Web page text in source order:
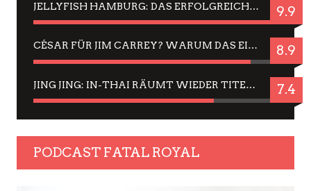
JELLYFISH HAMBURG: DAS ERFOLGREICHE SOMMER-MENÜ 2025 IN GEFÜHLEN UND BILDERN 9.9
CÉSAR FÜR JIM CARREY? WARUM DAS EINER DER NERVIGSTEN ACTORS IST UND BLEIBT 8.9
JING JING: IN-THAI RÄUMT WIEDER TITEL AB – EIN ZWEI-STUNDEN-ERLEBNISBERICHT 7.4
PODCAST FATAL ROYAL